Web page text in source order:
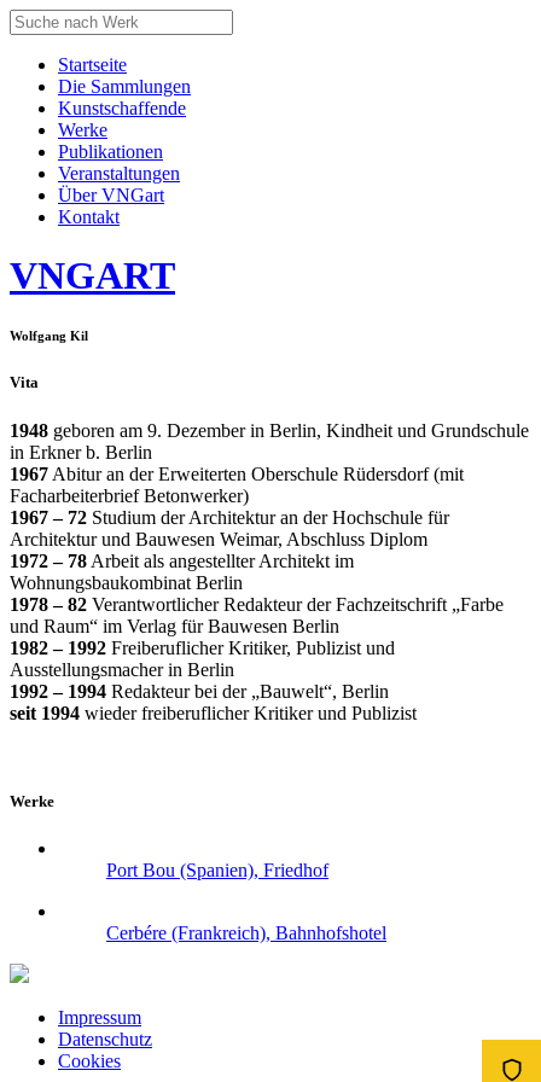
Startseite
Die Sammlungen
Kunstschaffende
Werke
Publikationen
Veranstaltungen
Über VNGart
Kontakt
VNGART
Wolfgang Kil
Vita
1948 geboren am 9. Dezember in Berlin, Kindheit und Grundschule
in Erkner b. Berlin
1967 Abitur an der Erweiterten Oberschule Rüdersdorf (mit
Facharbeiterbrief Betonwerker)
1967 – 72 Studium der Architektur an der Hochschule für
Architektur und Bauwesen Weimar, Abschluss Diplom
1972 – 78 Arbeit als angestellter Architekt im
Wohnungsbaukombinat Berlin
1978 – 82 Verantwortlicher Redakteur der Fachzeitschrift „Farbe
und Raum“ im Verlag für Bauwesen Berlin
1982 – 1992 Freiberuflicher Kritiker, Publizist und
Ausstellungsmacher in Berlin
1992 – 1994 Redakteur bei der „Bauwelt“, Berlin
seit 1994 wieder freiberuflicher Kritiker und Publizist
Werke
Port Bou (Spanien), Friedhof
Cerbére (Frankreich), Bahnhofshotel
Impressum
Datenschutz
Cookies